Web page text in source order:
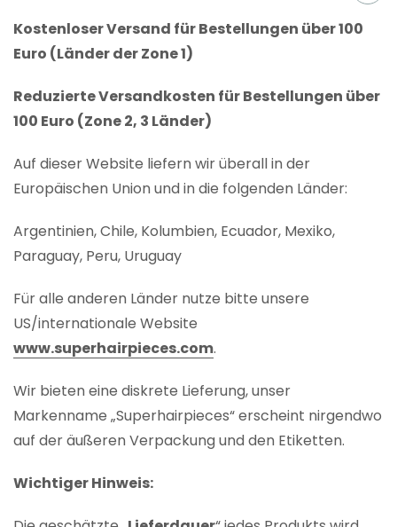
Kostenloser Versand für Bestellungen über 100
Euro (Länder der Zone 1)
Reduzierte Versandkosten für Bestellungen über
100 Euro (Zone 2, 3 Länder)
Auf dieser Website liefern wir überall in der
Europäischen Union und in die folgenden Länder:
Argentinien, Chile, Kolumbien, Ecuador, Mexiko,
Paraguay, Peru, Uruguay
Für alle anderen Länder nutze bitte unsere
US/internationale Website
www.superhairpieces.com.
Wir bieten eine diskrete Lieferung, unser
Markenname „Superhairpieces“ erscheint nirgendwo
auf der äußeren Verpackung und den Etiketten.
Wichtiger Hinweis: